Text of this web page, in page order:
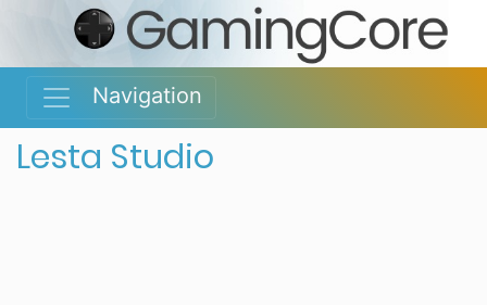
Navigation
Lesta Studio